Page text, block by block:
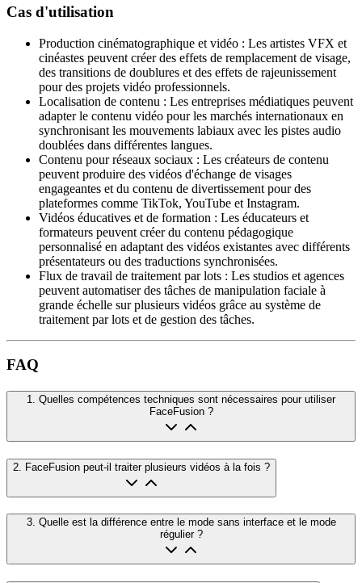
Cas d'utilisation
Production cinématographique et vidéo : Les artistes VFX et
cinéastes peuvent créer des effets de remplacement de visage,
des transitions de doublures et des effets de rajeunissement
pour des projets vidéo professionnels.
Localisation de contenu : Les entreprises médiatiques peuvent
adapter le contenu vidéo pour les marchés internationaux en
synchronisant les mouvements labiaux avec les pistes audio
doublées dans différentes langues.
Contenu pour réseaux sociaux : Les créateurs de contenu
peuvent produire des vidéos d'échange de visages
engageantes et du contenu de divertissement pour des
plateformes comme TikTok, YouTube et Instagram.
Vidéos éducatives et de formation : Les éducateurs et
formateurs peuvent créer du contenu pédagogique
personnalisé en adaptant des vidéos existantes avec différents
présentateurs ou des traductions synchronisées.
Flux de travail de traitement par lots : Les studios et agences
peuvent automatiser des tâches de manipulation faciale à
grande échelle sur plusieurs vidéos grâce au système de
traitement par lots et de gestion des tâches.
FAQ
1
Quelles compétences techniques sont nécessaires pour utiliser
FaceFusion ?
2 FaceFusion peut-il traiter plusieurs vidéos à la fois ?
3. Quelle est la différence entre le mode sans interface et le mode
régulier ?